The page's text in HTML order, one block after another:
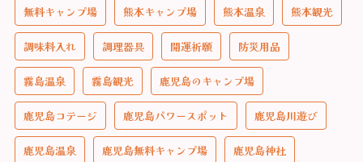
無料キャンプ場 熊本キャンプ場 熊本温泉 熊本観光
調味料入れ 調理器具 開運祈願 防災用品
霧島温泉 霧島観光 鹿児島のキャンプ場
鹿児島コテージ 鹿児島パワースポット 鹿児島川遊び
鹿児島温泉 鹿児島無料キャンプ場 鹿児島神社